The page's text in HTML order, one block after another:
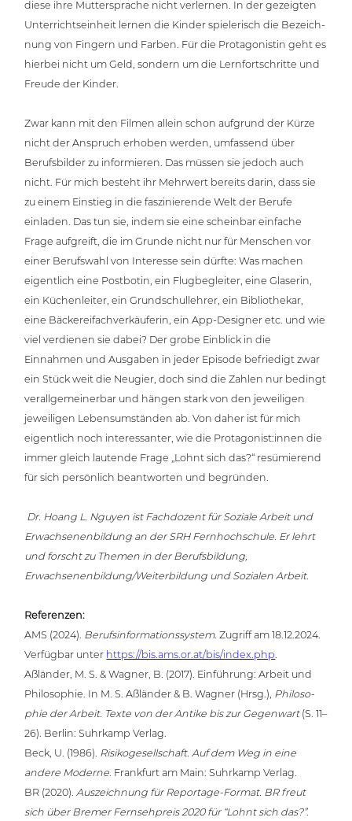
diese ihre Mut­ter­spra­che nicht verlernen. In der gezeigten
Unter­richts­ein­heit lernen die Kinder spie­le­risch die Bezeich­
nung von Fingern und Farben. Für die Prot­ago­nis­tin geht es
hierbei nicht um Geld, sondern um die Lern­fort­schrit­te und
Freude der Kinder.
Zwar kann mit den Filmen allein schon aufgrund der Kürze
nicht der Anspruch erhoben werden, umfassend über
Berufs­bil­der zu infor­mie­ren. Das müssen sie jedoch auch
nicht. Für mich besteht ihr Mehrwert bereits darin, dass sie
zu einem Einstieg in die fas­zi­nie­ren­de Welt der Berufe
einladen. Das tun sie, indem sie eine scheinbar einfache
Frage aufgreift, die im Grunde nicht nur für Menschen vor
einer Berufs­wahl von Interesse sein dürfte: Was machen
eigent­lich eine Postbotin, ein Flug­be­glei­ter, eine Glaserin,
ein Küchen­lei­ter, ein Grund­schul­leh­rer, ein Biblio­the­kar,
eine Bäcke­rei­fach­ver­käu­fe­rin, ein App-Designer etc. und wie
viel verdienen sie dabei? Der grobe Einblick in die
Einnahmen und Ausgaben in jeder Episode befrie­digt zwar
ein Stück weit die Neugier, doch sind die Zahlen nur bedingt
ver­all­ge­mei­ner­bar und hängen stark von den jewei­li­gen
jewei­li­gen Lebens­um­stän­den ab. Von daher ist für mich
eigent­lich noch inter­es­san­ter, wie die Protagonist:innen die
immer gleich lautende Frage „Lohnt sich das?“ resü­mie­rend
für sich per­sön­lich beant­wor­ten und begründen.
Dr. Hoang L. Nguyen ist Fach­do­zent für Soziale Arbeit und
Erwach­se­nen­bil­dung an der SRH Fern­hoch­schu­le. Er lehrt
und forscht zu Themen in der Berufs­bil­dung,
Erwachsenenbildung/Weiterbildung und Sozialen Arbeit.
Refe­ren­zen:
AMS (2024). Berufs­in­for­ma­ti­ons­sys­tem. Zugriff am 18.12.2024.
Verfügbar unter https://bis.ams.or.at/bis/index.php.
Aßländer, M. S. & Wagner, B. (2017). Ein­füh­rung: Arbeit und
Phi­lo­so­phie. In M. S. Aßländer & B. Wagner (Hrsg.), Phi­lo­so­
phie der Arbeit. Texte von der Antike bis zur Gegenwart(S. 11–
26). Berlin: Suhrkamp Verlag.
Beck, U. (1986). Risi­ko­ge­sell­schaft. Auf dem Weg in eine
andere Moderne. Frankfurt am Main: Suhrkamp Verlag.
BR (2020). Aus­zeich­nung für Reportage-Format. BR freut
sich über Bremer Fern­seh­preis 2020 für “Lohnt sich das?”.